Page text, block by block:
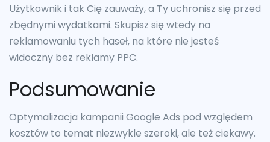
Użytkownik i tak Cię zauważy, a Ty uchronisz się przed
zbędnymi wydatkami. Skupisz się wtedy na
reklamowaniu tych haseł, na które nie jesteś
widoczny bez reklamy PPC.
Podsumowanie
Optymalizacja kampanii Google Ads pod względem
kosztów to temat niezwykle szeroki, ale też ciekawy.